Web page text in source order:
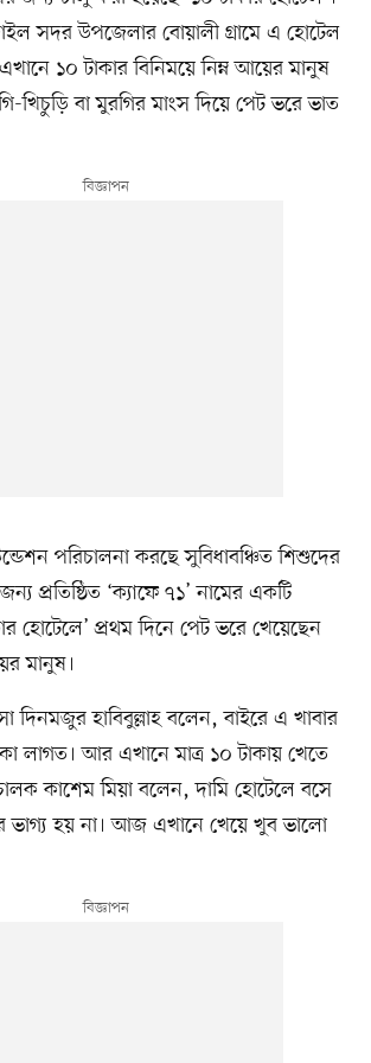
সদর উপজেলার বোয়ালী গ্রামে এ হোটেল
১০ টাকার বিনিময়ে নিম্ন আয়ের মানুষ
খিচুড়ি বা মুরগির মাংস দিয়ে পেট ভরে ভাত
পরিচালনা করছে সুবিধাবঞ্চিত শিশুদের
প্রতিষ্ঠিত ‘ক্যাফে ৭১’ নামের একটি
হোটেলে’ প্রথম দিনে পেট ভরে খেয়েছেন
মানুষ।
দিনমজুর হাবিবুল্লাহ বলেন, বাইরে এ খাবার
লাগত। আর এখানে মাত্র ১০ টাকায় খেতে
কাশেম মিয়া বলেন, দামি হোটেলে বসে
ভাগ্য হয় না। আজ এখানে খেয়ে খুব ভালো